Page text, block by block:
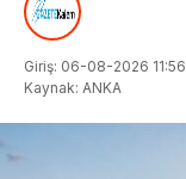
Giriş: 06-08-2026 11:56
Kaynak: ANKA